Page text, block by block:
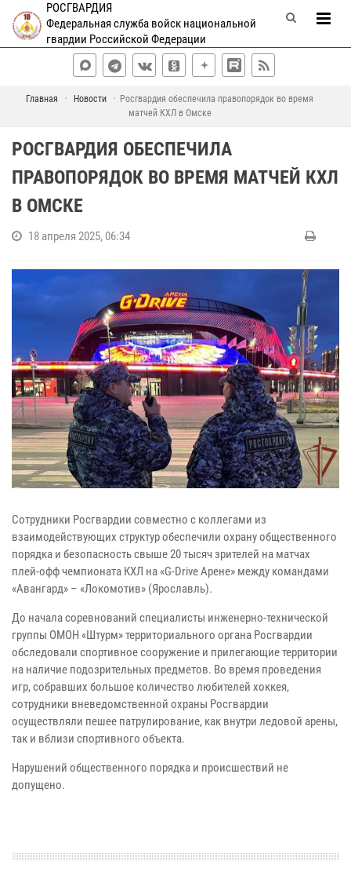
РОСГВАРДИЯ
Федеральная служба войск национальной
гвардии Российской Федерации
Главная Новости
Росгвардия обеспечила правопорядок во время
матчей КХЛ в Омске
РОСГВАРДИЯ ОБЕСПЕЧИЛА
ПРАВОПОРЯДОК ВО ВРЕМЯ МАТЧЕЙ КХЛ
В ОМСКЕ
18 апреля 2025, 06:34
Сотрудники Росгвардии совместно с коллегами из
взаимодействующих структур обеспечили охрану общественного
порядка и безопасность свыше 20 тысяч зрителей на матчах
плей-офф чемпионата КХЛ на «G-Drive Арене» между командами
«Авангард» – «Локомотив» (Ярославль).
До начала соревнований специалисты инженерно-технической
группы ОМОН «Штурм» территориального органа Росгвардии
обследовали спортивное сооружение и прилегающие территории
на наличие подозрительных предметов. Во время проведения
игр, собравших большое количество любителей хоккея,
сотрудники вневедомственной охраны Росгвардии
осуществляли пешее патрулирование, как внутри ледовой арены,
так и вблизи спортивного объекта.
Нарушений общественного порядка и происшествий не
допущено.